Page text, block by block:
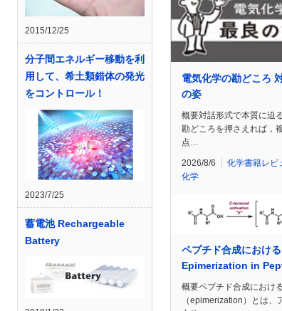
2015/12/25
分子間エネルギー移動を利
用して、希土類錯体の発光
をコントロール！
2023/7/25
蓄電池 Rechargeable
Battery
電気化学の勘どころ
の姿
概要対話形式で本質に迫
勘どころを押さえれば，
点…
2026/8/6 化学書籍レビ
化学
ペプチド合成におけ
Epimerization in
概要ペプチド合成におけ
（epimerization）とは